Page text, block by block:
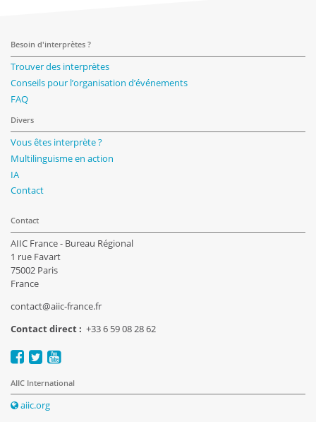
Besoin d'interprètes ?
Trouver des interprètes
Conseils pour l’organisation d’événements
FAQ
Divers
Vous êtes interprète ?
Multilinguisme en action
IA
Contact
Contact
AIIC France - Bureau Régional
1 rue Favart
75002 Paris
France
contact@aiic-france.fr
Contact direct : +33 6 59 08 28 62
AIIC International
aiic.org